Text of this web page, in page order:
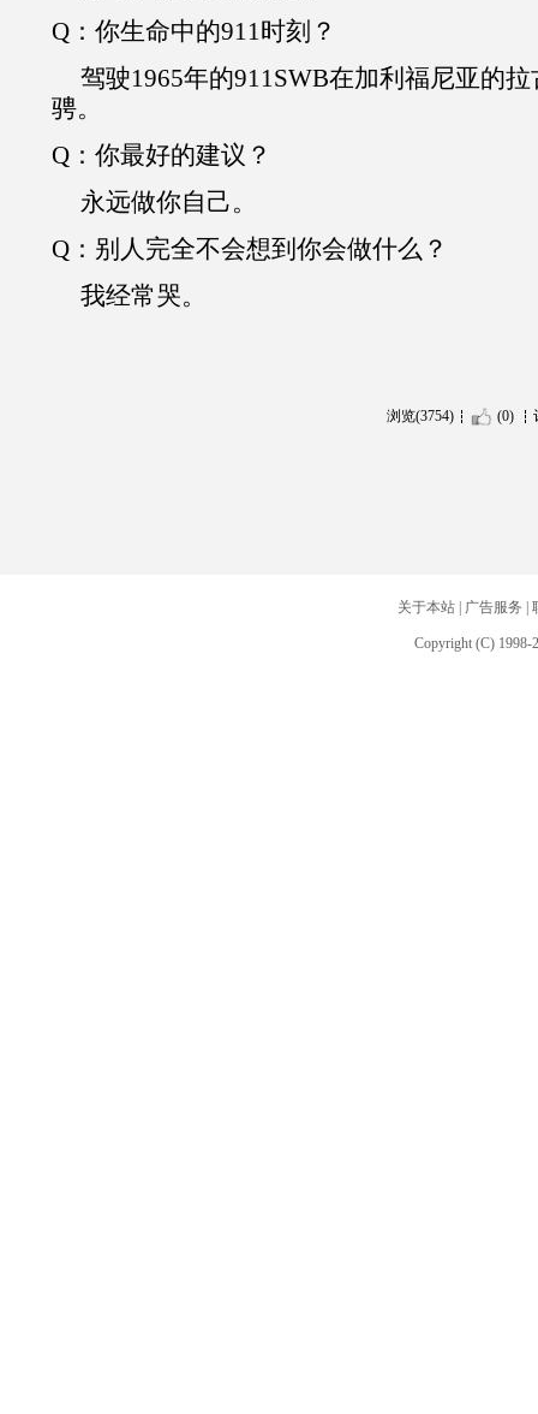
Q ：你生命中的911 时刻？
驾驶1965年的911SWB在加利福尼亚的
骋。
Q ：你最好的建议？
永远做你自己。
Q ：别人完全不会想到你会做什么？
我经常哭。
浏览(3754) (0)
关于本站| 广告服务
Copyright (C) 1998-